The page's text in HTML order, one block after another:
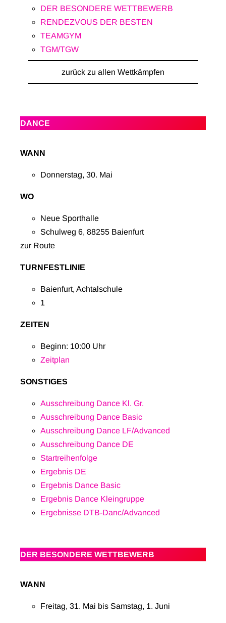
DER BESONDERE WETTBEWERB
RENDEZVOUS DER BESTEN
TEAMGYM
TGM/TGW
zurück zu allen Wettkämpfen
DANCE
WANN
Donnerstag, 30. Mai
WO
Neue Sporthalle
Schulweg 6, 88255 Baienfurt
zur Route
TURNFESTLINIE
Baienfurt, Achtalschule
1
ZEITEN
Beginn: 10:00 Uhr
Zeitplan
SONSTIGES
Ausschreibung Dance Kl. Gr.
Ausschreibung Dance Basic
Ausschreibung Dance LF/Advanced
Ausschreibung Dance DE
Startreihenfolge
Ergebnis DE
Ergebnis Dance Basic
Ergebnis Dance Kleingruppe
Ergebnisse DTB-Danc/Advanced
DER BESONDERE WETTBEWERB
WANN
Freitag, 31. Mai bis Samstag, 1. Juni